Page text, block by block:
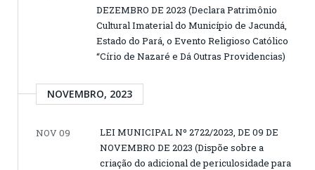
DEZEMBRO DE 2023 (Declara Patrimônio
Cultural Imaterial do Município de Jacundá,
Estado do Pará, o Evento Religioso Católico
“Círio de Nazaré e Dá Outras Providencias)
NOVEMBRO, 2023
NOV 09
LEI MUNICIPAL Nº 2722/2023, DE 09 DE
NOVEMBRO DE 2023 (Dispõe sobre a
criação do adicional de periculosidade para